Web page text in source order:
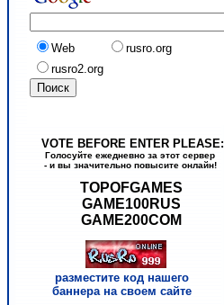
Web
rusro.org
rusro2.org
VOTE BEFORE ENTER PLEASE:
Голосуйте ежедневно за этот сервер
- и вы значительно повысите онлайн!
TOPOFGAMES
GAME100RUS
GAME200COM
разместите код нашего
баннера на своем сайте